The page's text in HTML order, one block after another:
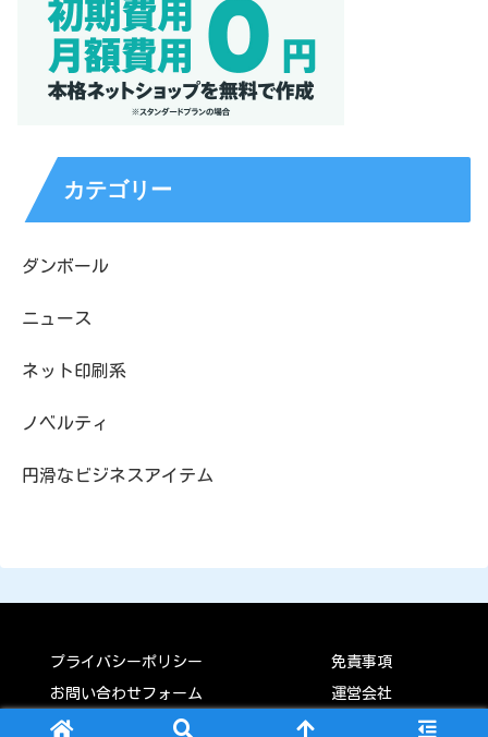
カテゴリー
ダンボール
ニュース
ネット印刷系
ノベルティ
円滑なビジネスアイテム
プライバシーポリシー 免責事項
お問い合わせフォーム 運営会社
© 2022 ピコビジ.